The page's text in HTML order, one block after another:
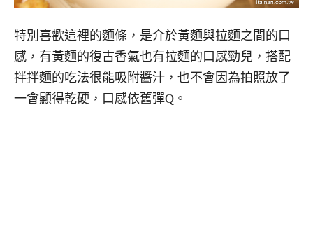
特別喜歡這裡的麵條，是介於黃麵與拉麵之間的口
感，有黃麵的復古香氣也有拉麵的口感勁兒，搭配
拌拌麵的吃法很能吸附醬汁，也不會因為拍照放了
一會顯得乾硬，口感依舊彈Q。